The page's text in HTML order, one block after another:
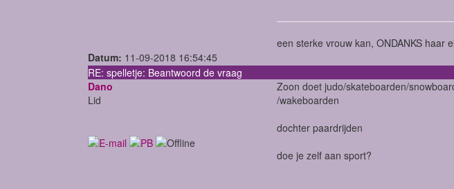
een sterke vrouw kan, ONDANKS haar
Datum: 11-09-2018 16:54:45
RE: spelletje: Beantwoord de vraag
Dano
Lid
Zoon doet judo/skateboarden/
/wakeboarden
dochter paardrijden
doe je zelf aan sport?